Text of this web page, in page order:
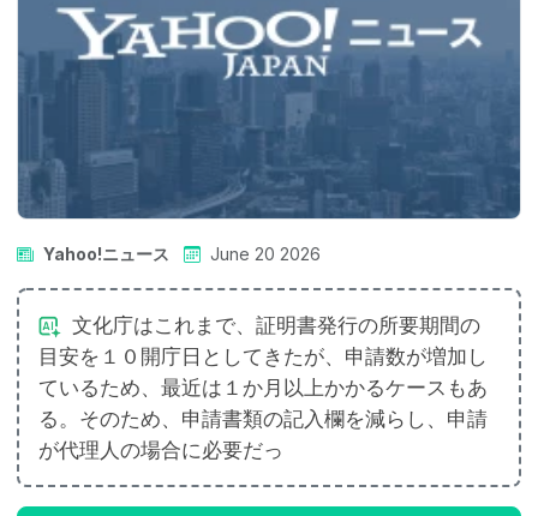
Yahoo!ニュース June 20 2026
文化庁はこれまで、証明書発行の所要期間の
目安を１０開庁日としてきたが、申請数が増加し
ているため、最近は１か月以上かかるケースもあ
る。そのため、申請書類の記入欄を減らし、申請
が代理人の場合に必要だっ